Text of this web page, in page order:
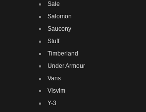
Sale
Salomon
Saucony
Stuff
Timberland
Under Armour
Vans
Visvim
Y-3